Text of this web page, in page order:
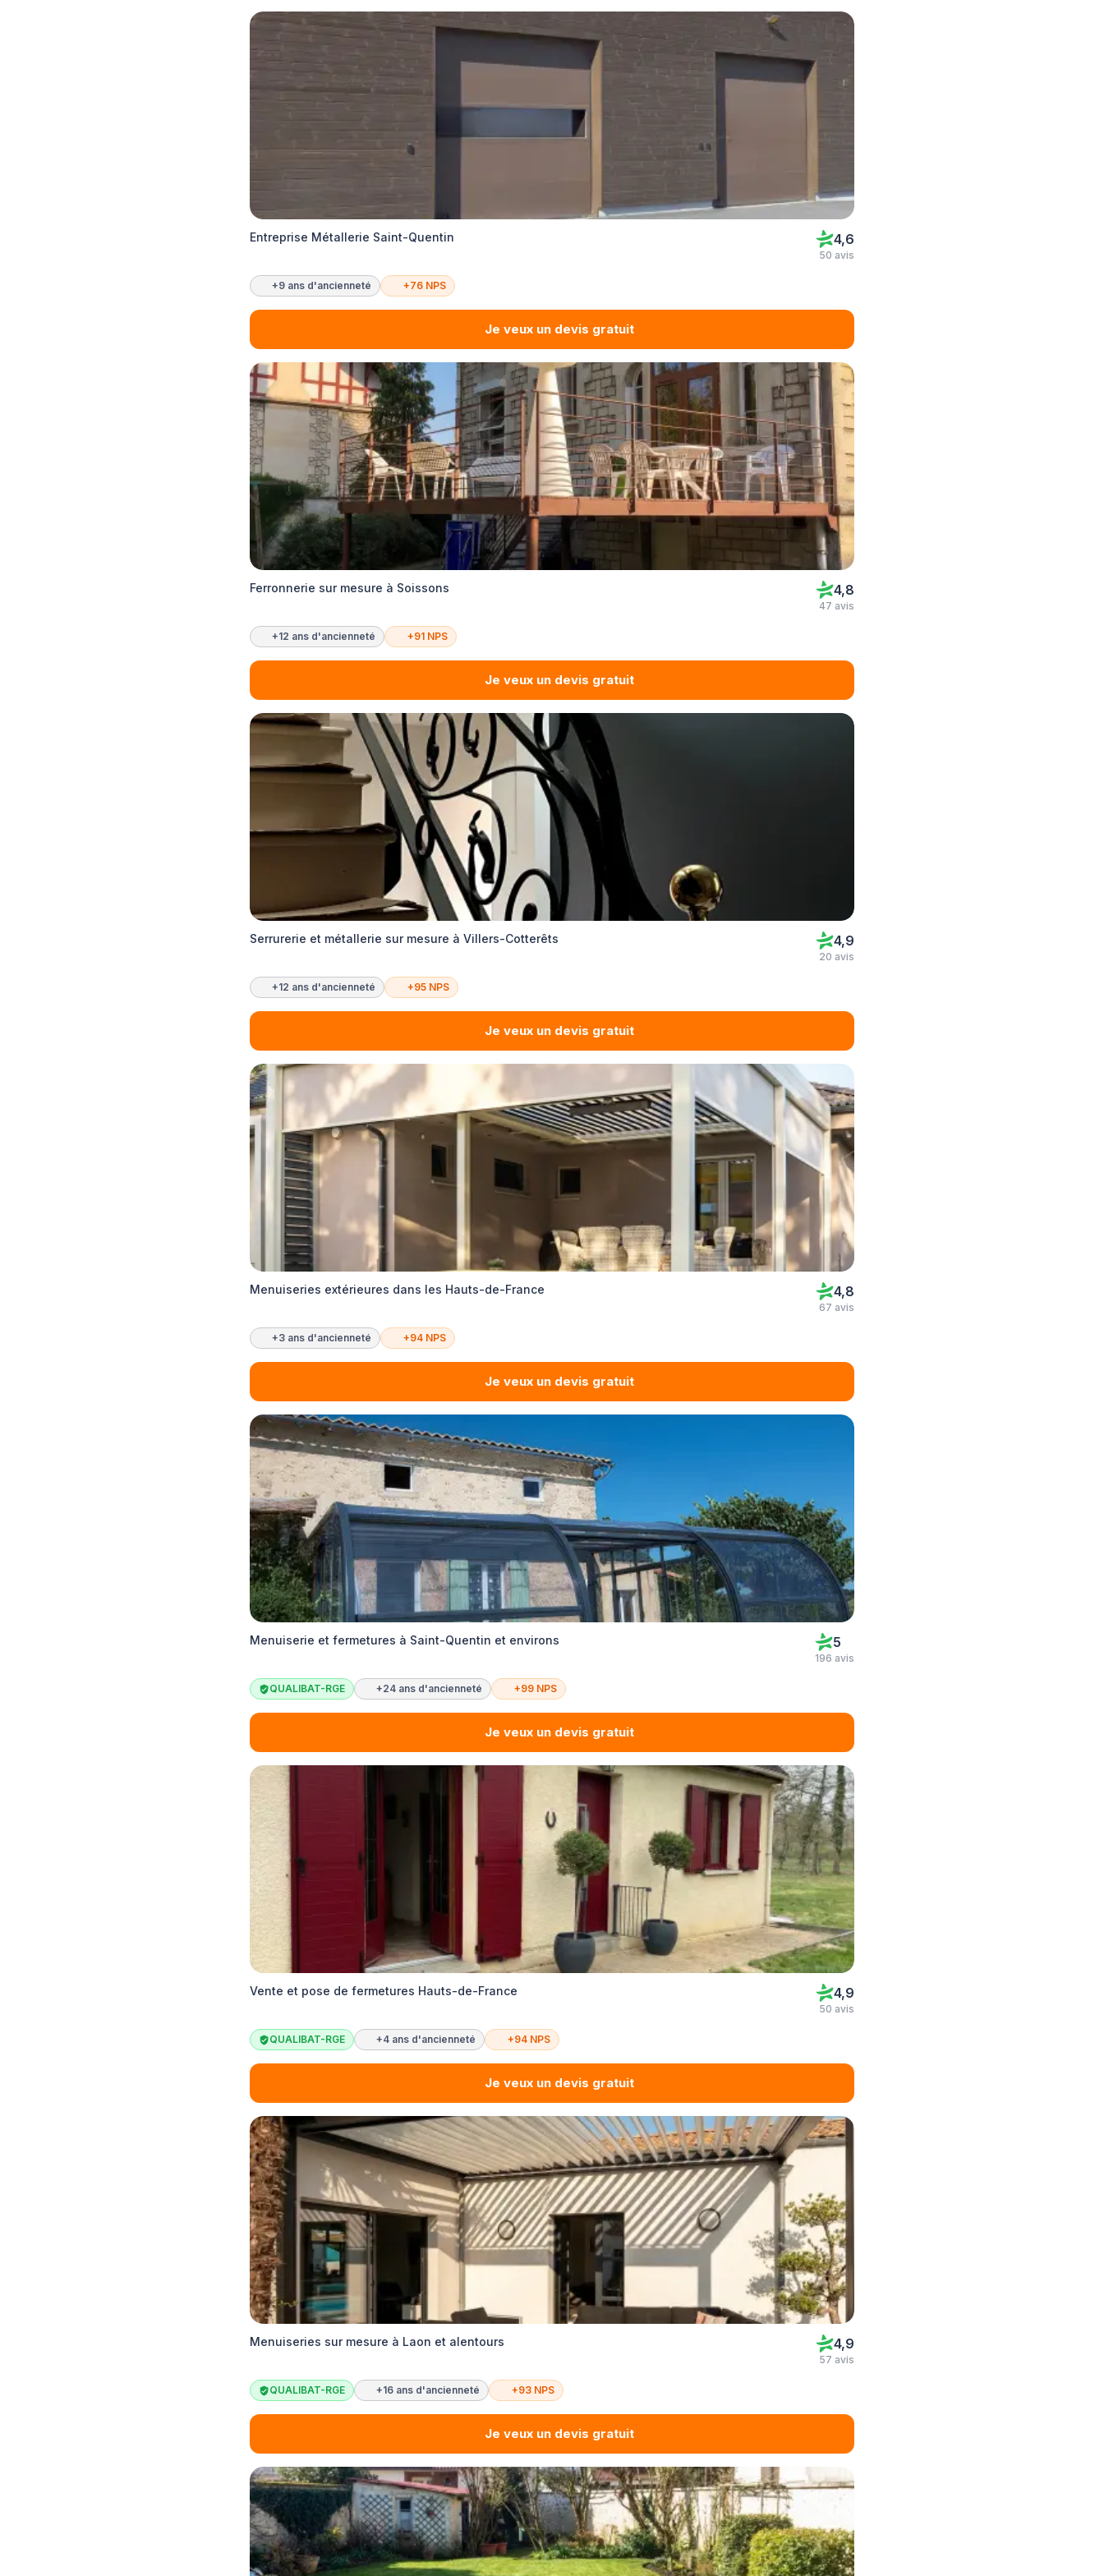
Entreprise Métallerie Saint-Quentin 4,6
50 avis
+9 ans d'ancienneté +76 NPS
Je veux un devis gratuit
Ferronnerie sur mesure à Soissons 4,8
47 avis
+12 ans d'ancienneté +91 NPS
Je veux un devis gratuit
Serrurerie et métallerie sur mesure à Villers-Cotterêts 4,9
20 avis
+12 ans d'ancienneté +95 NPS
Je veux un devis gratuit
Menuiseries extérieures dans les Hauts-de-France 4,8
67 avis
+3 ans d'ancienneté +94 NPS
Je veux un devis gratuit
Menuiserie et fermetures à Saint-Quentin et environs 5
196 avis
QUALIBAT-RGE +24 ans d'ancienneté +99 NPS
Je veux un devis gratuit
Vente et pose de fermetures Hauts-de-France 4,9
50 avis
QUALIBAT-RGE +4 ans d'ancienneté +94 NPS
Je veux un devis gratuit
Menuiseries sur mesure à Laon et alentours 4,9
57 avis
QUALIBAT-RGE +16 ans d'ancienneté +93 NPS
Je veux un devis gratuit